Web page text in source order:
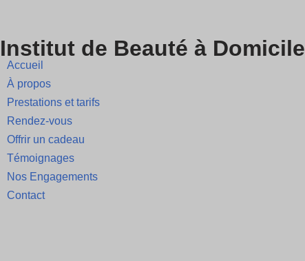
to
content
Accueil
À propos
Prestations et tarifs
Rendez-vous
Offrir un cadeau
Témoignages
Nos Engagements
Contact
Institut de Beauté à Domicile